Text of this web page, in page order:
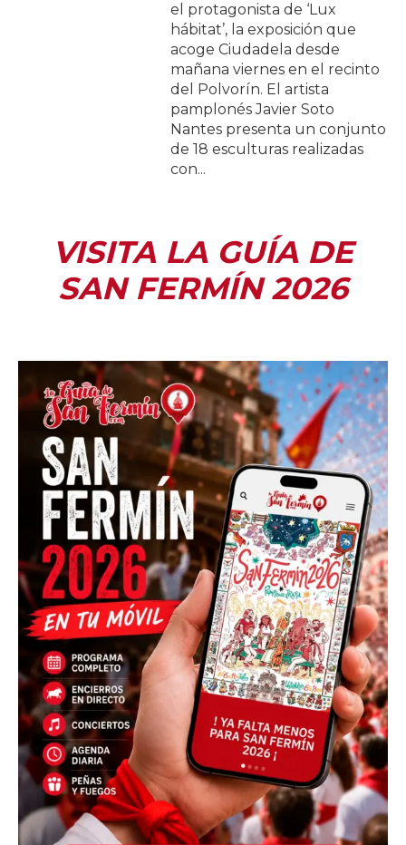
el protagonista de ‘Lux
hábitat’, la exposición que
acoge Ciudadela desde
mañana viernes en el recinto
del Polvorín. El artista
pamplonés Javier Soto
Nantes presenta un conjunto
de 18 esculturas realizadas
con...
VISITA LA GUÍA DE
SAN FERMÍN 2026